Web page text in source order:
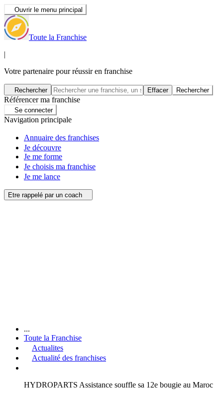
Ouvrir le menu principal
Toute la Franchise
|
Votre partenaire pour réussir en franchise
Rechercher Effacer Rechercher
Référencer ma franchise
Se connecter
Navigation principale
Annuaire des franchises
Je découvre
Je me forme
Je choisis ma franchise
Je me lance
Etre rappelé par un coach
...
Toute la Franchise
Actualites
Actualité des franchises
HYDROPARTS Assistance souffle sa 12e bougie au Maroc